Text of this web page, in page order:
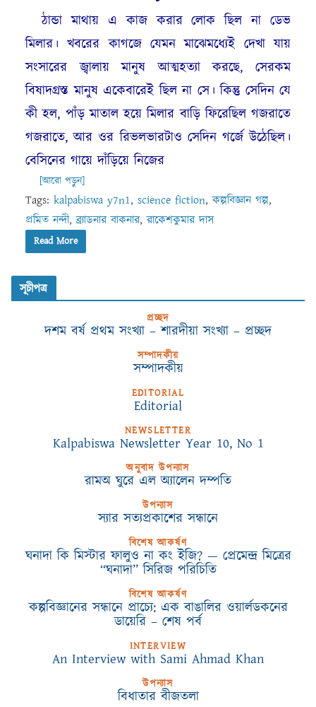
ঠান্ডা মাথায় এ কাজ করার লোক ছিল না ডেভ
মিলার। খবরের কাগজে যেমন মাঝেমধ্যেই দেখা যায়
সংসারের জ্বালায় মানুষ আত্মহত্যা করছে, সেরকম
বিষাদগ্রস্ত মানুষ একেবারেই ছিল না সে। কিন্তু সেদিন যে
কী হল, পাঁড় মাতাল হয়ে মিলার বাড়ি ফিরেছিল গজরাতে
গজরাতে, আর ওর রিভলভারটাও সেদিন গর্জে উঠেছিল।
বেসিনের গায়ে দাঁড়িয়ে নিজের
[আরো পড়ুন]
Tags: kalpabiswa y7n1, science fiction,কল্পবিজ্ঞান গল্প,
প্রমিত নন্দী,ব্র্যাডনার বাকনার,রাকেশকুমার দাস
Read More
সূচীপত্র
প্রচ্ছদ
দশম বর্ষ প্রথম সংখ্যা – শারদীয়া সংখ্যা – প্রচ্ছদ
সম্পাদকীয়
সম্পাদকীয়
EDITORIAL
Editorial
NEWSLETTER
Kalpabiswa Newsletter Year 10, No 1
অনুবাদ উপন্যাস
রামঅ ঘুরে এল অ্যালেন দম্পতি
উপন্যাস
স্যার সত্যপ্রকাশের সন্ধানে
বিশেষ আকর্ষণ
ঘনাদা কি মিস্টার ফালুও না কং ইজি? — প্রেমেন্দ্র মিত্রের
“ঘনাদা” সিরিজ পরিচিতি
বিশেষ আকর্ষণ
কল্পবিজ্ঞানের সন্ধানে প্রাচ্যে: এক বাঙালির ওয়ার্লডকনের
ডায়েরি – শেষ পর্ব
INTERVIEW
An Interview with Sami Ahmad Khan
উপন্যাস
বিধাতার বীজতলা